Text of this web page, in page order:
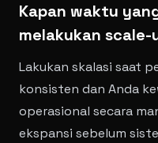
Kapan waktu
melakukan scale-
Lakukan skalasi saat
konsisten dan Anda
operasional secara
ekspansi sebelum